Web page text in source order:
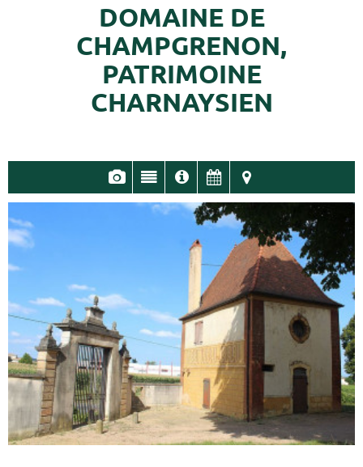
DOMAINE DE
CHAMPGRENON,
PATRIMOINE
CHARNAYSIEN